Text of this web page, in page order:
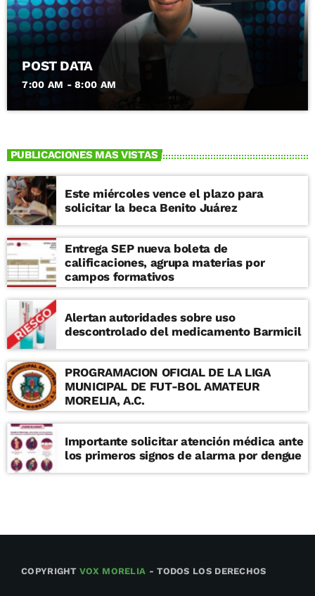
POST DATA
7:00 AM - 8:00 AM
PUBLICACIONES MAS VISTAS
Este miércoles vence el plazo para
solicitar la beca Benito Juárez
Entrega SEP nueva boleta de
calificaciones, agrupa materias por
campos formativos
Alertan autoridades sobre uso
descontrolado del medicamento Barmicil
PROGRAMACION OFICIAL DE LA LIGA
MUNICIPAL DE FUT-BOL AMATEUR
MORELIA, A.C.
Importante solicitar atención médica ante
los primeros signos de alarma por dengue
COPYRIGHTVOX MORELIA - TODOS LOS DERECHOS